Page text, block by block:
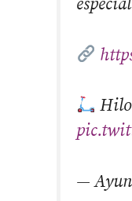
Hilo
—